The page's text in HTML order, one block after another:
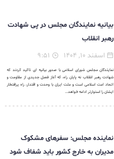
بیانیه نمایندگان مجلس در پی شهادت
رهبر انقلاب
اسفند ۱۰, ۱۴۰۴
نمایندگان مجلس شورای اسلامی با صدور بیانیه ای تاکید کردند که
شهادت رهبر انقلاب نه پایان راه، که آغاز فصل جدیدی از مقاومت و
اتحاد امت اسلامی است و ملت ایران با وحدت و اقتدار، راه پرافتخار
ایشان را استوارتر ادامه خواهد...
نماینده مجلس: سفرهای مشکوک
مدیران به خارج کشور باید شفاف شود